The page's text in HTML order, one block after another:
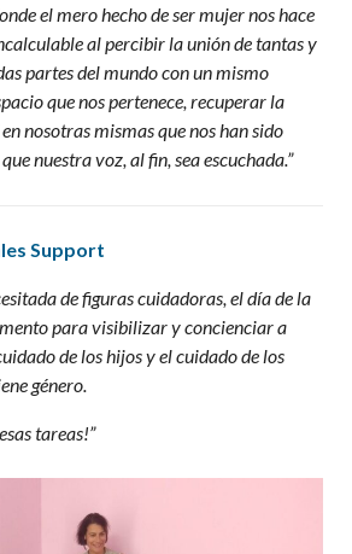
el mero hecho de ser mujer nos hace
al percibir la unión de tantas y
partes del mundo con un mismo
que nos pertenece, recuperar la
nosotras mismas que nos han sido
nuestra voz, al fin, sea escuchada.”
Support
de figuras cuidadoras, el día de la
para visibilizar y concienciar a
de los hijos y el cuidado de los
género.
tareas!”